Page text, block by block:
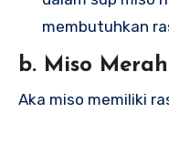
membutuhkan
b. Miso
Aka miso memiliki